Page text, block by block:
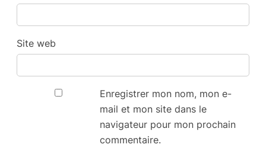
Site web
Enregistrer mon nom, mon e-
mail et mon site dans le
navigateur pour mon prochain
commentaire.